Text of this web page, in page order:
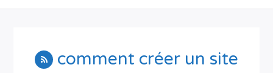
comment créer un site